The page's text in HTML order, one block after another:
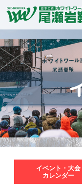
イベント・大会
カレンダー